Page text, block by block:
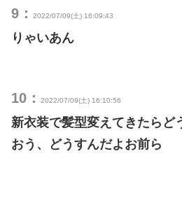
9： 2022/07/09(土) 16:09:43
りゃいあん
10： 2022/07/09(土) 16:10:56
新衣装で髪型変えてきたらど
おう、どうすんだよお前ら